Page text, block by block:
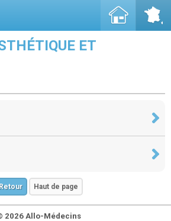
ET
Retour Haut de page
2026 Allo-Médecins